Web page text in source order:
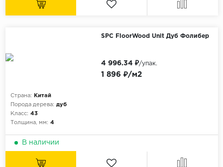
SPC FloorWood Unit Дуб Фолибер
Страна:
Китай
Порода дерева: дуб
Класс: 43
Толщина, мм: 4
1 896 ₽/м2
4 996.34 ₽/упак.
В наличии